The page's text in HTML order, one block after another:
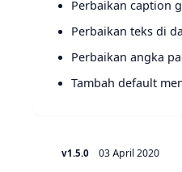
Perbaikan caption
Perbaikan teks di
Perbaikan angka
Tambah default
v1.5.0 03 April 2020